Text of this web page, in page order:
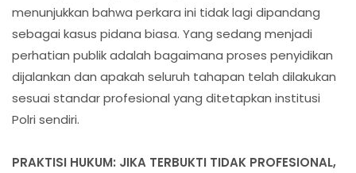
menunjukkan bahwa perkara ini tidak lagi dipandang
sebagai kasus pidana biasa. Yang sedang menjadi
perhatian publik adalah bagaimana proses penyidikan
dijalankan dan apakah seluruh tahapan telah dilakukan
sesuai standar profesional yang ditetapkan institusi
Polri sendiri.
PRAKTISI HUKUM: JIKA TERBUKTI TIDAK PROFESIONAL,